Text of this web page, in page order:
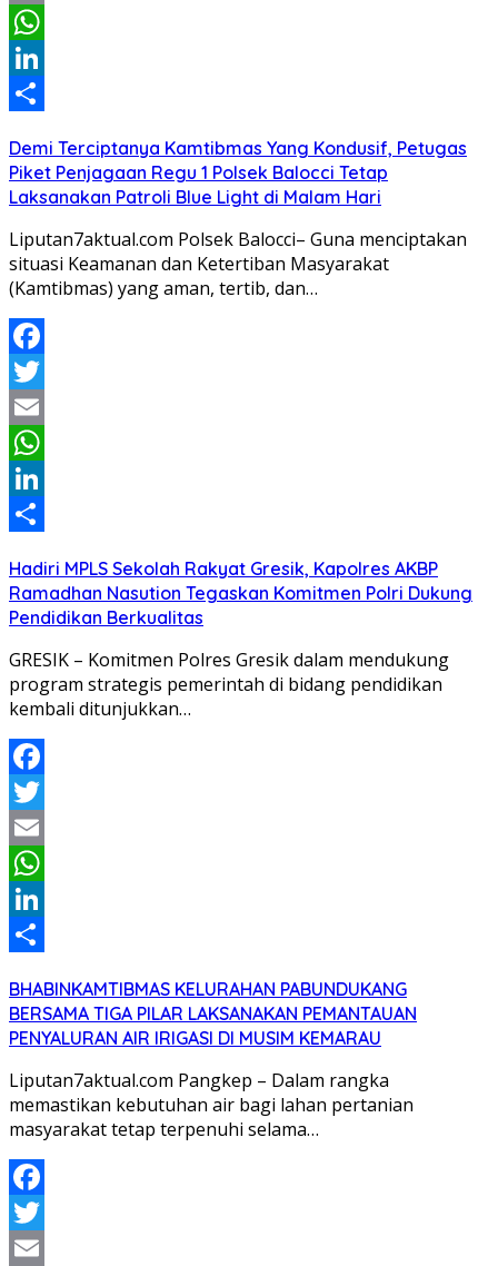
Email
WhatsApp
LinkedIn
Demi Terciptanya Kamtibmas Yang Kondusif, Petugas
Piket Penjagaan Regu 1 Polsek Balocci Tetap
Laksanakan Patroli Blue Light di Malam Hari
Liputan7aktual.com Polsek Balocci– Guna menciptakan
situasi Keamanan dan Ketertiban Masyarakat
(Kamtibmas) yang aman, tertib, dan…
Facebook
Twitter
Email
WhatsApp
LinkedIn
Hadiri MPLS Sekolah Rakyat Gresik, Kapolres AKBP
Ramadhan Nasution Tegaskan Komitmen Polri Dukung
Pendidikan Berkualitas
GRESIK – Komitmen Polres Gresik dalam mendukung
program strategis pemerintah di bidang pendidikan
kembali ditunjukkan…
Facebook
Twitter
Email
WhatsApp
LinkedIn
BHABINKAMTIBMAS KELURAHAN PABUNDUKANG
BERSAMA TIGA PILAR LAKSANAKAN PEMANTAUAN
PENYALURAN AIR IRIGASI DI MUSIM KEMARAU
Liputan7aktual.com Pangkep – Dalam rangka
memastikan kebutuhan air bagi lahan pertanian
masyarakat tetap terpenuhi selama…
Facebook
Twitter